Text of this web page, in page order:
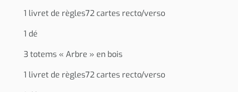
1 livret de règles72 cartes recto/verso
1 dé
3 totems « Arbre » en bois
1 livret de règles72 cartes recto/verso